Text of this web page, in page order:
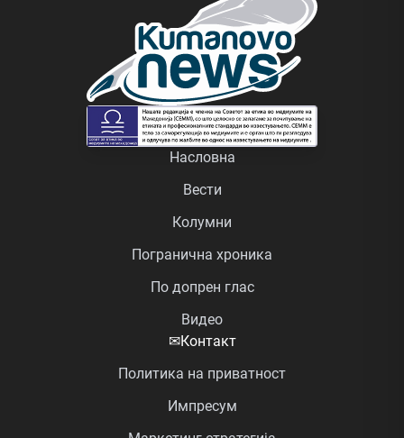
Насловна
Вести
Колумни
Погранична хроника
По допрен глас
Видео
✉Контакт
Политика на приватност
Импресум